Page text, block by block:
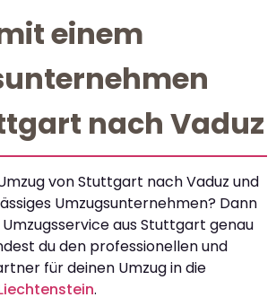
einem
nach Vaduz
von Stuttgart nach Vaduz und
Umzugsunternehmen? Dann
aus Stuttgart genau
du den professionellen und
für deinen Umzug in die
.